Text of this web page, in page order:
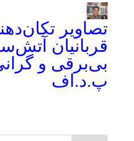
تصاویر
قربانیان
بی‌برقی و
پ.د.اف